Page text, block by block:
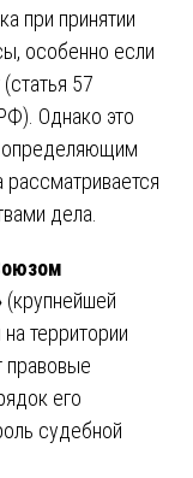
при принятии
особенно если
57
Однако это
определяющим
дела.
(крупнейшей
территории
правовые
его
судебной